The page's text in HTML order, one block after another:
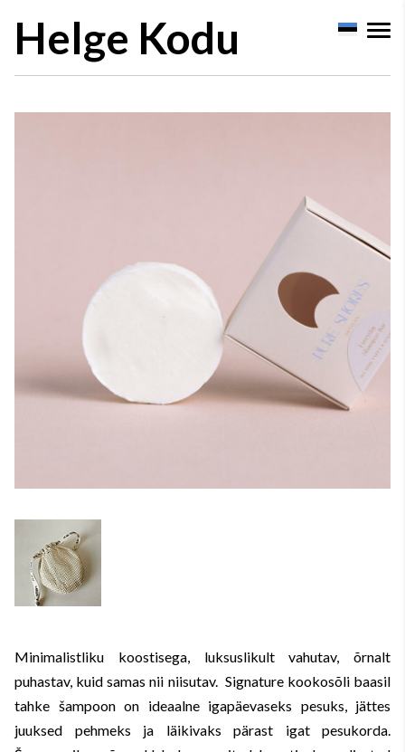
Helge Kodu
Minimalistliku koostisega, luksuslikult vahutav, õrnalt
puhastav, kuid samas nii niisutav. Signature kookosõli baasil
tahke šampoon on ideaalne igapäevaseks pesuks, jättes
juuksed pehmeks ja läikivaks pärast igat pesukorda.